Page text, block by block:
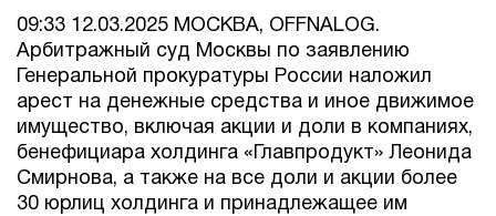
09:33 12.03.2025 МОСКВА, OFFNALOG.
Арбитражный суд Москвы по заявлению
Генеральной прокуратуры России наложил
арест на денежные средства и иное движимое
имущество, включая акции и доли в компаниях,
бенефициара холдинга «Главпродукт» Леонида
Смирнова, а также на все доли и акции более
30 юрлиц холдинга и принадлежащее им